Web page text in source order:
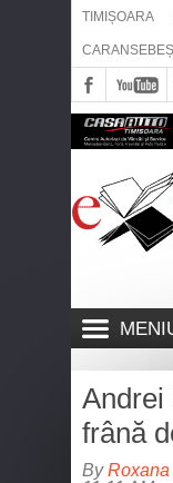
TIMIȘOARA
CARANSEBEȘ
Andrei
frână
By